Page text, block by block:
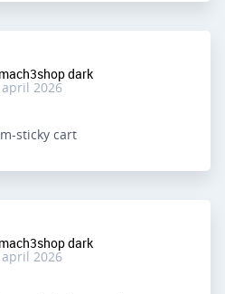
2026
sticky cart
2026